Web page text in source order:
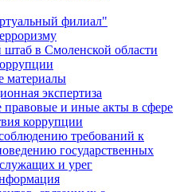
филиал"
в Смоленской области
материалы
экспертиза
и иные акты в сфере
коррупции
требований к
государственных
и урег